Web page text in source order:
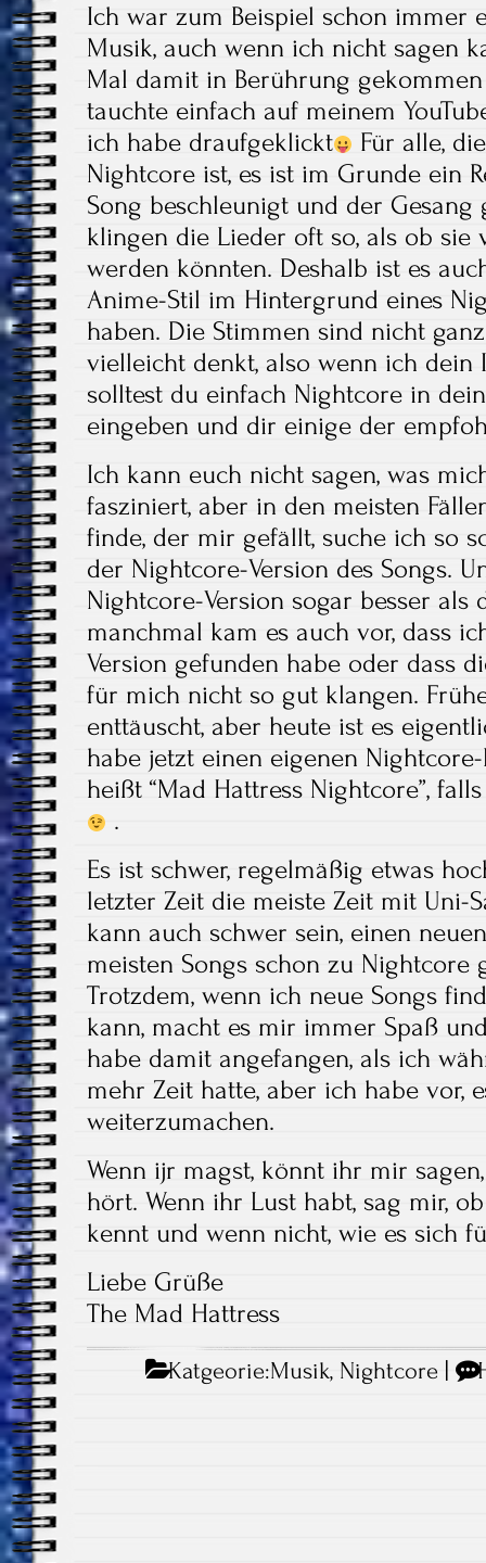
Ich war zum Beispiel schon immer
Musik, auch wenn ich nicht sagen
Mal damit in Berührung gekommen
tauchte einfach auf meinem
ich habe draufgeklickt
Für alle,
Nightcore ist, es ist im Grunde ein
Song beschleunigt und der
klingen die Lieder oft so, als ob sie
werden könnten. Deshalb ist es
Anime-Stil im Hintergrund eines
haben. Die Stimmen sind nicht
vielleicht denkt, also wenn ich dein
solltest du einfach Nightcore in
eingeben und dir einige der
Ich kann euch nicht sagen, was
fasziniert, aber in den meisten
finde, der mir gefällt, suche ich so
der Nightcore-Version des Songs.
Nightcore-Version sogar besser als
manchmal kam es auch vor, dass
Version gefunden habe oder dass
für mich nicht so gut klangen.
enttäuscht, aber heute ist es
habe jetzt einen eigenen Nightcore-
heißt “Mad Hattress Nightcore”,
.
Es ist schwer, regelmäßig etwas
letzter Zeit die meiste Zeit mit Uni-
kann auch schwer sein, einen
meisten Songs schon zu Nightcore
Trotzdem, wenn ich neue Songs
kann, macht es mir immer Spaß
habe damit angefangen, als ich
mehr Zeit hatte, aber ich habe vor,
weiterzumachen.
Wenn ijr magst, könnt ihr mir
hört. Wenn ihr Lust habt, sag mir,
kennt und wenn nicht, wie es sich
Liebe Grüße
The Mad Hattress
Katgeorie:Musik, Nightcore |